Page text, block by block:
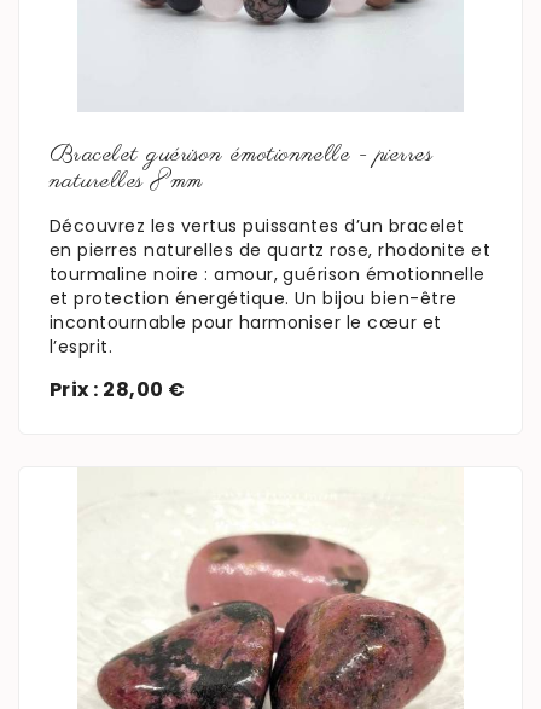
Bracelet guérison émotionnelle - pierres
naturelles 8mm
Découvrez les vertus puissantes d’un bracelet
en pierres naturelles de quartz rose, rhodonite et
tourmaline noire : amour, guérison émotionnelle
et protection énergétique. Un bijou bien-être
incontournable pour harmoniser le cœur et
l’esprit.
Prix : 28,00 €
En savoir plus